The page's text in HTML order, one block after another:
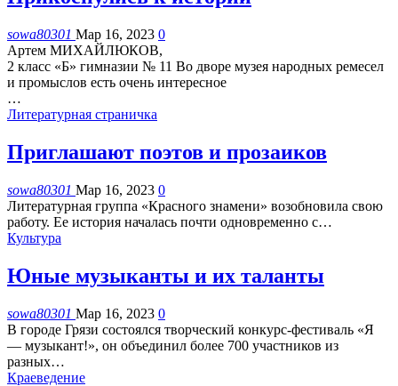
sowa80301 Мар 16, 2023 0
Артем МИХАЙЛЮКОВ,
2 класс «Б» гимназии № 11 Во дворе музея народных ремесел
и промыслов есть очень интересное
…
Литературная страничка
Приглашают поэтов и прозаиков
sowa80301 Мар 16, 2023 0
Литературная группа «Красного знамени» возобновила свою
работу. Ее история началась почти одновременно с…
Культура
Юные музыканты и их таланты
sowa80301 Мар 16, 2023 0
В городе Грязи состоялся творческий конкурс-фестиваль «Я
— музыкант!», он объединил более 700 участников из
разных…
Краеведение